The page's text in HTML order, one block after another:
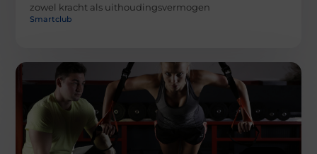
zowel kracht als uithoudingsvermogen
Smartclub